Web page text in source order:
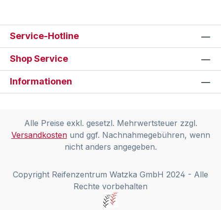
Service-Hotline
Shop Service
Informationen
Alle Preise exkl. gesetzl. Mehrwertsteuer zzgl.
Versandkostenund ggf. Nachnahmegebühren, wenn
nicht anders angegeben.
Copyright Reifenzentrum Watzka GmbH 2024 - Alle
Rechte vorbehalten